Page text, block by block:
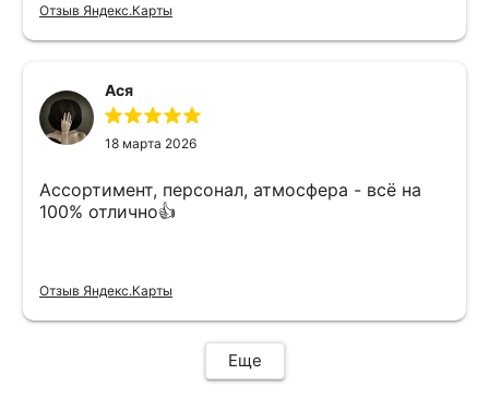
Отзыв Яндекс.Карты
Ася
18 марта 2026
Ассортимент, персонал, атмосфера - всё на
100% отлично👍
Отзыв Яндекс.Карты
Еще